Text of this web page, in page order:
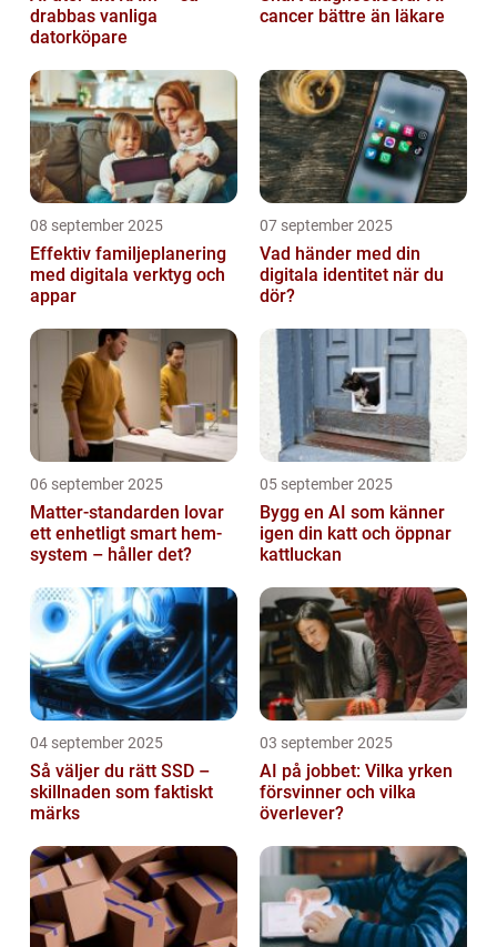
drabbas vanliga
datorköpare
cancer bättre än läkare
08 september 2025
Effektiv familjeplanering
med digitala verktyg och
appar
07 september 2025
Vad händer med din
digitala identitet när du
dör?
06 september 2025
Matter-standarden lovar
ett enhetligt smart hem-
system – håller det?
05 september 2025
Bygg en AI som känner
igen din katt och öppnar
kattluckan
04 september 2025
Så väljer du rätt SSD –
skillnaden som faktiskt
märks
03 september 2025
AI på jobbet: Vilka yrken
försvinner och vilka
överlever?